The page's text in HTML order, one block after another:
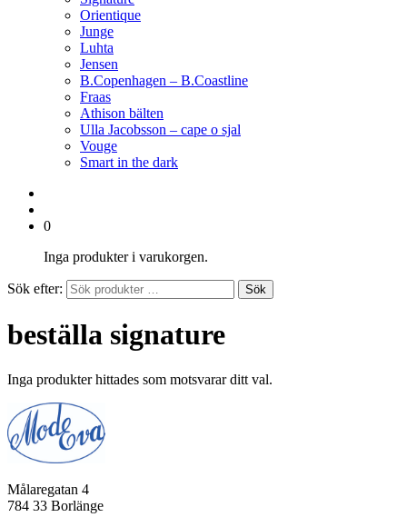
Orientique
Junge
Luhta
Jensen
B.Copenhagen – B.Coastline
Fraas
Athison bälten
Ulla Jacobsson – cape o sjal
Vouge
Smart in the dark
0
Inga produkter i varukorgen.
Sök efter: Sök
beställa signature
Inga produkter hittades som motsvarar ditt val.
Målaregatan 4
784 33 Borlänge